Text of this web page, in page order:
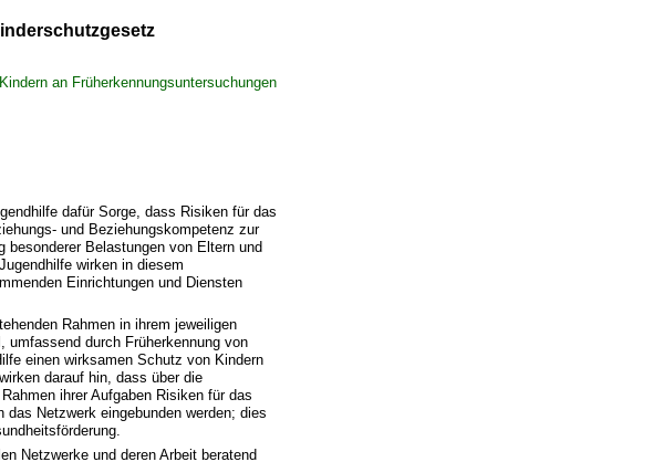
an Früherkennungsuntersuchungen
dafür Sorge, dass Risiken für das
und Beziehungskompetenz zur
besonderer Belastungen von Eltern und
wirken in diesem
Einrichtungen und Diensten
Rahmen in ihrem jeweiligen
durch Früherkennung von
einen wirksamen Schutz von Kindern
darauf hin, dass über die
ihrer Aufgaben Risiken für das
Netzwerk eingebunden werden; dies
Netzwerke und deren Arbeit beratend